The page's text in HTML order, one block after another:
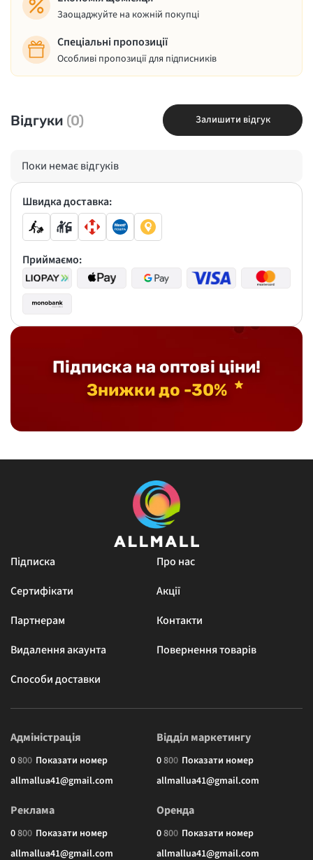
Заощаджуйте на кожній покупці
Спеціальні пропозиції
Особливі пропозиції для підписників
Відгуки (0) Залишити відгук
Поки немає відгуків
Підписка на оптові ціни!
Знижки до -30%
Швидка доставка:
Приймаємо:
Підписка
Про нас
Сертифікати
Акції
Партнерам
Контакти
Видалення акаунта
Повернення товарів
Способи доставки
Адміністрація
0800 Показати номер
allmallua41@gmail.com
Відділ маркетингу
0800 Показати номер
allmallua41@gmail.com
Реклама
0800 Показати номер
allmallua41@gmail.com
Оренда
0800 Показати номер
allmallua41@gmail.com